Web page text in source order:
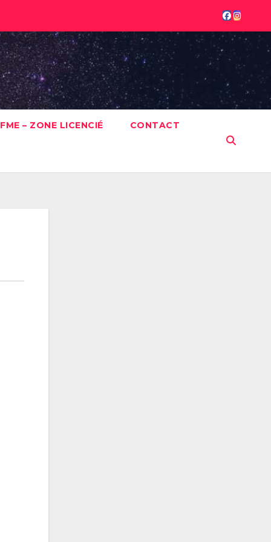
– ZONE LICENCIÉ CONTACT